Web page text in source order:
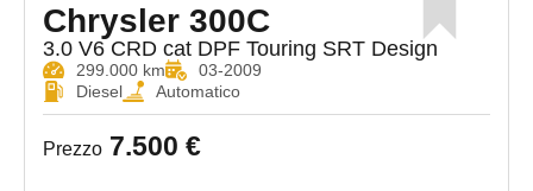
Chrysler 300C
3.0 V6 CRD cat DPF Touring SRT Design
299.000 km
03-2009
Diesel
Automatico
Prezzo 7.500 €